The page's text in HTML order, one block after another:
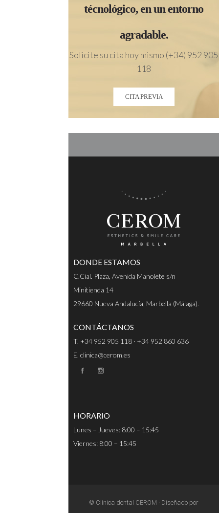
técnológico, en un entorno
agradable.
Solicite su cita hoy mismo (+34) 952 905
118
CITA PREVIA
DONDE ESTAMOS
C.Cial. Plaza, Avenida Manolete s/n
Minitienda 14
29660 Nueva Andalucía, Marbella (Málaga).
CONTÁCTANOS
T. +34 952 905 118 · +34 952 860 636
E. clinica@cerom.es
HORARIO
Lunes – Jueves: 8:00 – 15:45
Viernes: 8:00 – 15:45
© Clínica dental CEROM · Diseñado por